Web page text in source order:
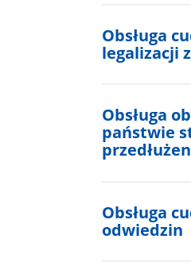
Obsługa
legalizacji
Obsługa
państwie
Obsługa
odwiedzin